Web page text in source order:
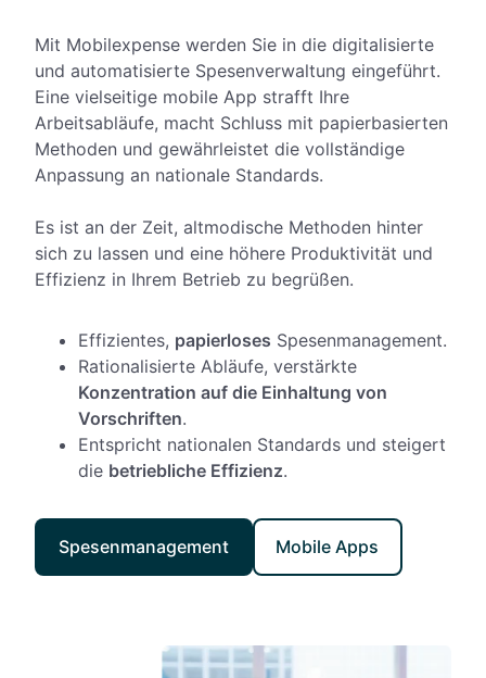
Mit Mobilexpense werden Sie in die digitalisierte
und automatisierte Spesenverwaltung eingeführt.
Eine vielseitige mobile App strafft Ihre
Arbeitsabläufe, macht Schluss mit papierbasierten
Methoden und gewährleistet die vollständige
Anpassung an nationale Standards.
Es ist an der Zeit, altmodische Methoden hinter
sich zu lassen und eine höhere Produktivität und
Effizienz in Ihrem Betrieb zu begrüßen.
Effizientes, papierloses Spesenmanagement.
Rationalisierte Abläufe, verstärkte
Konzentration auf die Einhaltung von
Vorschriften.
Entspricht nationalen Standards und steigert
die betriebliche Effizienz.
Spesenmanagement Mobile Apps